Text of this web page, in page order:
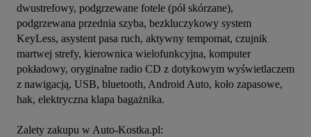
dwustrefowy, podgrzewane fotele (pół skórzane),
podgrzewana przednia szyba, bezkluczykowy system
KeyLess, asystent pasa ruch, aktywny tempomat, czujnik
martwej strefy, kierownica wielofunkcyjna, komputer
pokładowy, oryginalne radio CD z dotykowym wyświetlaczem
z nawigacją, USB, bluetooth, Android Auto, koło zapasowe,
hak, elektryczna klapa bagażnika.
Zalety zakupu w Auto-Kostka.pl: